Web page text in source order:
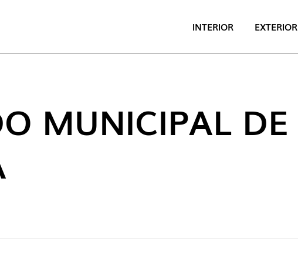
INTERIOR EXTERIOR
DESTAQUE
MUNICIPAL DE